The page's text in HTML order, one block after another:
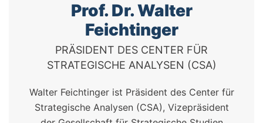
Prof. Dr. Walter
Feichtinger
PRÄSIDENT DES CENTER FÜR
STRATEGISCHE ANALYSEN (CSA)
Walter Feichtinger ist Präsident des Center für
Strategische Analysen (CSA), Vizepräsident